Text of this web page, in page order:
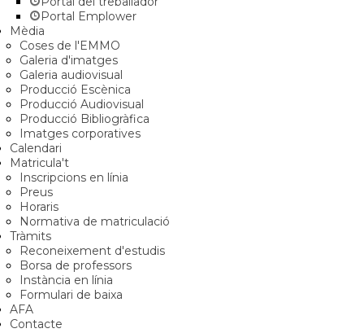
Portal Emplower
Mèdia
Coses de l'EMMO
Galeria d'imatges
Galeria audiovisual
Producció Escènica
Producció Audiovisual
Producció Bibliogràfica
Imatges corporatives
Calendari
Matricula't
Inscripcions en línia
Preus
Horaris
Normativa de matriculació
Tràmits
Reconeixement d'estudis
Borsa de professors
Instància en línia
Formulari de baixa
AFA
Contacte